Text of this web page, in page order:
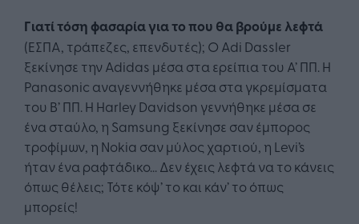
Γιατί τόση φασαρία για το που θα βρούμε λεφτά
(ΕΣΠΑ, τράπεζες, επενδυτές); Ο Adi Dassler
ξεκίνησε την Adidas μέσα στα ερείπια του Α’ ΠΠ. Η
Panasonic αναγεννήθηκε μέσα στα γκρεμίσματα
του Β’ ΠΠ. Η Harley Davidson γεννήθηκε μέσα σε
ένα σταύλο, η Samsung ξεκίνησε σαν έμπορος
τροφίμων, η Nokia σαν μύλος χαρτιού, η Levi’s
ήταν ένα ραφτάδικο... Δεν έχεις λεφτά να το κάνεις
όπως θέλεις; Τότε κόψ’ το και κάν’ το όπως
μπορείς!